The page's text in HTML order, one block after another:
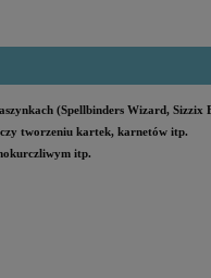
(Spellbinders Wizard,
tworzeniu kartek, karnetów itp.
itp.